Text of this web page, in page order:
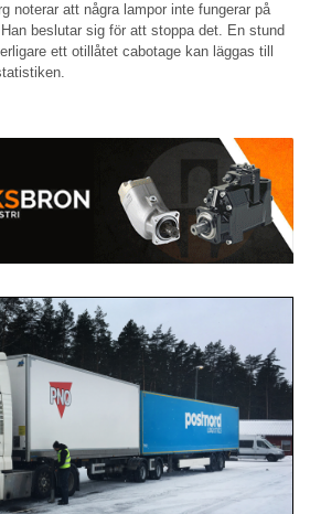
noterar att några lampor inte fungerar på
beslutar sig för att stoppa det. En stund
ett otillåtet cabotage kan läggas till